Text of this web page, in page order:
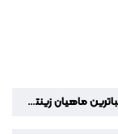
بهترین آبزیان برای آکواریوم‌ های خانگی؛ زیباترین ماهیان زینتی برای دکوراسیون منزل